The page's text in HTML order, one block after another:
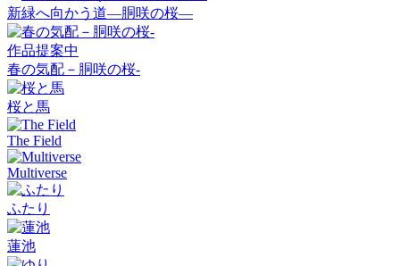
新緑へ向かう道―胴咲の桜―
作品提案中
春の気配－胴咲の桜-
桜と馬
The Field
Multiverse
ふたり
蓮池